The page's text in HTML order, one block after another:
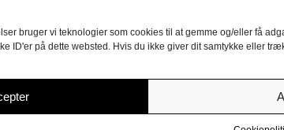
bruger vi teknologier som cookies til at gemme og/eller få
ID'er på dette websted. Hvis du ikke giver dit samtykke eller
3. June 2022 -